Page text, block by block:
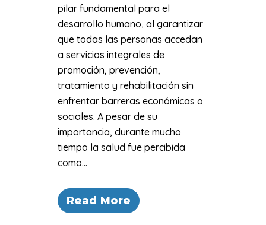
pilar fundamental para el
desarrollo humano, al garantizar
que todas las personas accedan
a servicios integrales de
promoción, prevención,
tratamiento y rehabilitación sin
enfrentar barreras económicas o
sociales. A pesar de su
importancia, durante mucho
tiempo la salud fue percibida
como...
Read More